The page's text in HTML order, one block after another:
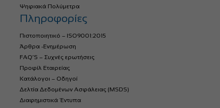
Ψηφιακά Πολύμετρα
Πληροφορίες
Πιστοποιητικό – ISO9001:2015
Άρθρα -Ενημέρωση
FAQ’S – Συχνές ερωτήσεις
Προφίλ Εταιρείας
Κατάλογοι – Οδηγοί
Δελτία Δεδομένων Ασφάλειας (MSDS)
Διαφημιστικά Έντυπα